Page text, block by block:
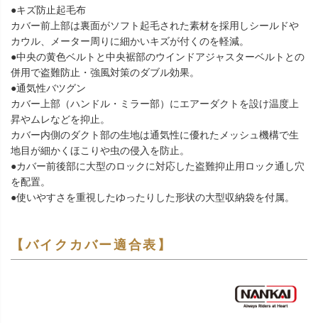
●キズ防止起毛布
カバー前上部は裏面がソフト起毛された素材を採用しシールドや
カウル、メーター周りに細かいキズが付くのを軽減。
●中央の黄色ベルトと中央裾部のウインドアジャスターベルトとの
併用で盗難防止・強風対策のダブル効果。
●通気性バツグン
カバー上部（ハンドル・ミラー部）にエアーダクトを設け温度上
昇やムレなどを抑止。
カバー内側のダクト部の生地は通気性に優れたメッシュ機構で生
地目が細かくほこりや虫の侵入を防止。
●カバー前後部に大型のロックに対応した盗難抑止用ロック通し穴
を配置。
●使いやすさを重視したゆったりした形状の大型収納袋を付属。
【バイクカバー適合表】